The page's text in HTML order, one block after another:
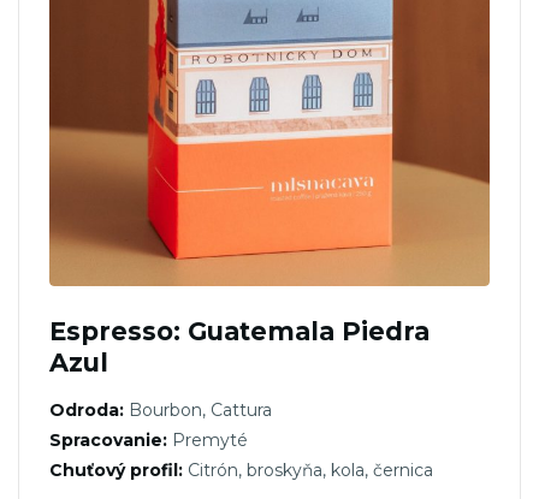
Espresso: Guatemala Piedra
Azul
Odroda: Bourbon, Cattura
Spracovanie: Premyté
Chuťový profil: Citrón, broskyňa, kola, černica